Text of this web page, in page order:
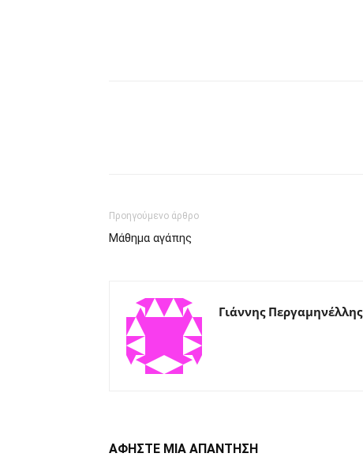
Προηγούμενο άρθρο
Μάθημα αγάπης
Γιάννης Περγαμηνέλλης
ΑΦΗΣΤΕ ΜΙΑ ΑΠΑΝΤΗΣΗ